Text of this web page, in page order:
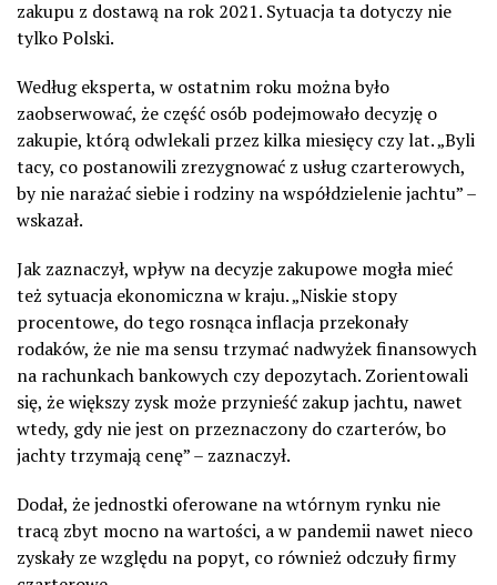
zakupu z dostawą na rok 2021. Sytuacja ta dotyczy nie
tylko Polski.
Według eksperta, w ostatnim roku można było
zaobserwować, że część osób podejmowało decyzję o
zakupie, którą odwlekali przez kilka miesięcy czy lat. „Byli
tacy, co postanowili zrezygnować z usług czarterowych,
by nie narażać siebie i rodziny na współdzielenie jachtu” –
wskazał.
Jak zaznaczył, wpływ na decyzje zakupowe mogła mieć
też sytuacja ekonomiczna w kraju. „Niskie stopy
procentowe, do tego rosnąca inflacja przekonały
rodaków, że nie ma sensu trzymać nadwyżek finansowych
na rachunkach bankowych czy depozytach. Zorientowali
się, że większy zysk może przynieść zakup jachtu, nawet
wtedy, gdy nie jest on przeznaczony do czarterów, bo
jachty trzymają cenę” – zaznaczył.
Dodał, że jednostki oferowane na wtórnym rynku nie
tracą zbyt mocno na wartości, a w pandemii nawet nieco
zyskały ze względu na popyt, co również odczuły firmy